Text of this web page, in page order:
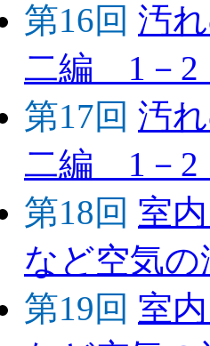
第16回 汚
二編 1－
第17回 汚
二編 1－
第18回 室
など空気
第19回 室